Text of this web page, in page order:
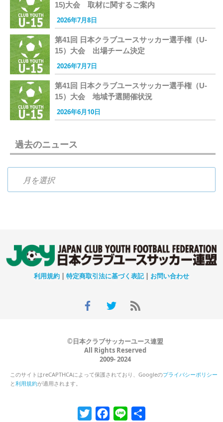
15)大会 取材に関するご案内
2026年7月8日
第41回 日本クラブユースサッカー選手権（U-
15）大会 出場チーム決定
2026年7月7日
第41回 日本クラブユースサッカー選手権（U-
15）大会 地域予選開催状況
2026年6月10日
過去のニュース
利用規約 | 特定商取引法に基づく表記| お問い合わせ
©日本クラブサッカーユース連盟
All Rights Reserved
2009- 2024
このサイトはreCAPTHCAによって保護されており、Googleのプライバシーポリシー
と利用規約が適用されます。
TwitterFacebook
Line